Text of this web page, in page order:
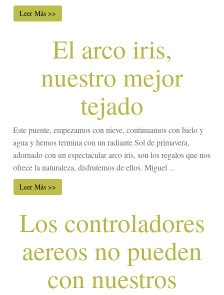
Leer Más >>
El arco iris,
nuestro mejor
tejado
Este puente, empezamos con nieve, continuamos con hielo y
agua y hemos termina con un radiante Sol de primavera,
adornado con un espectacular arco iris, son los regalos que nos
ofrece la naturaleza, disfrutemos de ellos. Miguel ...
Leer Más >>
Los controladores
aereos no pueden
con nuestros